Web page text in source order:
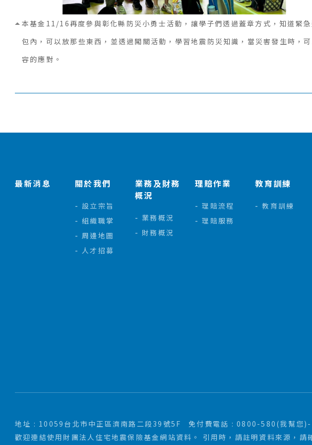
本基金11/16再度參與彰化縣防災小勇士活動，讓學子們透過蓋章方式，知道緊急
包內，可以放那些東西，並透過闖關活動，學習地震防災知識，當災害發生時，
容的應對。
最新消息 關於我們
設立宗旨
組織職掌
周邊地圖
人才招募
業務及財務
概況
業務概況
財務概況
理賠作業
理賠流程
理賠服務
教育訓練
教育訓練
地址 : 10059台北市中正區濟南路二段39號5F 免付費電話 : 0800-580(我幫您
歡迎連結使用財團法人住宅地震保險基金網站資料。 引用時，請註明資料來源，請